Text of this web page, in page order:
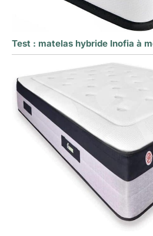
Test : matelas hybride Inofia à